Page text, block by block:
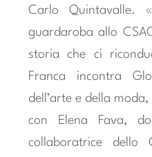
Carlo Quintavalle.
guardaroba allo
storia che ci
Franca incontra
dell’arte e della
con Elena Fava,
collaboratrice dello